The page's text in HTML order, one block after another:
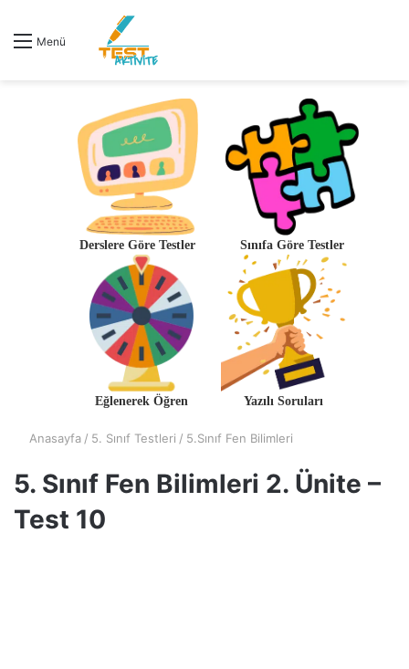
Menü
Derslere Göre Testler Sınıfa Göre Testler
Eğlenerek Öğren Yazılı Soruları
Anasayfa / 5. Sınıf Testleri / 5.Sınıf Fen Bilimleri
5. Sınıf Fen Bilimleri 2. Ünite –
Test 10